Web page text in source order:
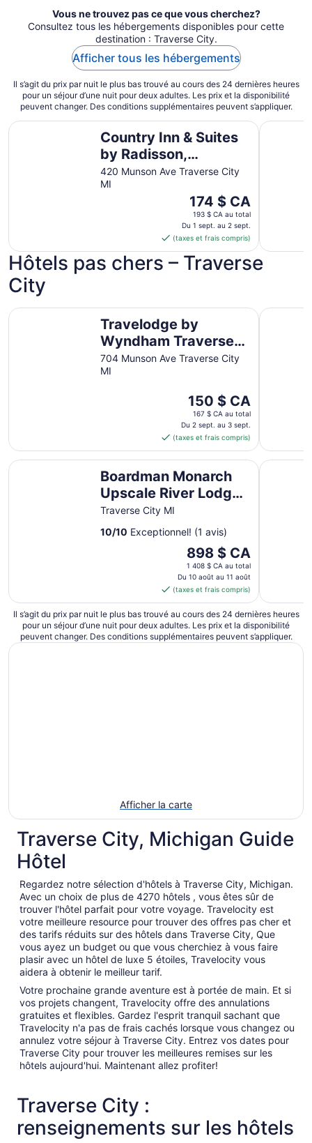
Vous ne trouvez pas ce que vous cherchez?
Consultez tous les hébergements disponibles pour cette
destination : Traverse City.
Afficher tous les hébergements
Il s’agit du prix par nuit le plus bas trouvé au cours des 24 dernières heures
pour un séjour d’une nuit pour deux adultes. Les prix et la disponibilité
peuvent changer. Des conditions supplémentaires peuvent s’appliquer.
Country Inn & Suites
by Radisson,
Traverse City, MI
420 Munson Ave Traverse City
MI
Le
prix
est
de 174 $ CA
par
nuit
au 2
sept.
174 $ CA
193 $ CA au total
Du 1 sept. au 2 sept.
(taxes et frais compris)
Country Inn & Suites by Radisson, Traverse City, MIGrand
Hôtels pas chers – Traverse
City
Travelodge by
Wyndham Traverse
City MI
704 Munson Ave Traverse City
MI
Le
prix
est
de 150 $ CA
par
du 2
sept.
sept.
150 $ CA
167 $ CA au total
Du 2 sept. au 3 sept.
(taxes et frais compris)
Travelodge by Wyndham Traverse City MI Seasons
Boardman Monarch
Upscale River Lodge
HOT Tub!
Traverse City MI
10/10 Exceptionnel! (1 avis)
Le
prix
est
de 898 $ CA
par
nuit
du 10
898 $ CA
1 408 $ CA au total
Du 10 août au 11 août
(taxes et frais compris)
Boardman Monarch Upscale River Lodge HOT Tub!The
Il s’agit du prix par nuit le plus bas trouvé au cours des 24 dernières heures
pour un séjour d’une nuit pour deux adultes. Les prix et la disponibilité
peuvent changer. Des conditions supplémentaires peuvent s’appliquer.
Afficher la carte
Traverse City, Michigan Guide
Hôtel
Regardez notre sélection d'hôtels à Traverse City, Michigan.
Avec un choix de plus de 4270 hôtels , vous êtes sûr de
trouver l'hôtel parfait pour votre voyage. Travelocity est
votre meilleure resource pour trouver des offres pas cher et
des tarifs réduits sur des hôtels dans Traverse City, Que
vous ayez un budget ou que vous cherchiez à vous faire
plasir avec un hôtel de luxe 5 étoiles, Travelocity vous
aidera à obtenir le meilleur tarif.
Votre prochaine grande aventure est à portée de main. Et si
vos projets changent, Travelocity offre des annulations
gratuites et flexibles. Gardez l'esprit tranquil sachant que
Travelocity n'a pas de frais cachés lorsque vous changez ou
annulez votre séjour à Traverse City. Entrez vos dates pour
Traverse City pour trouver les meilleures remises sur les
hôtels aujourd'hui. Maintenant allez profiter!
Traverse City :
renseignements sur les hôtels